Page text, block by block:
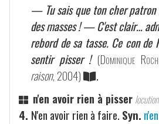
— Tu sais que ton cher patron
des masses ! — C'est clair…
rebord de sa tasse. Ce con de
sentir pisser ! (Dominique
raison, 2004) .
n'en avoir rien à pisser
4. N'en avoir rien à faire. Syn.